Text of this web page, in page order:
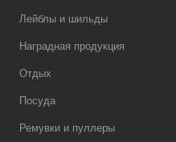
Лейблы и шильды
Наградная продукция
Отдых
Посуда
Ремувки и пуллеры